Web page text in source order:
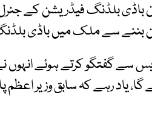
باڈی بلڈنگ فیڈریشن کے جنرل
بننے سے ملک میں باڈی
سے گفتگو کرتے ہوئے انہوں نے
گا، یاد رہے کہ سابق وزیر